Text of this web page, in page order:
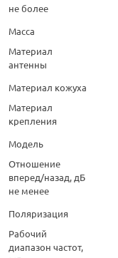
не более
Масса
Материал
антенны
Материал кожуха
Материал
крепления
Модель
Отношение
вперед/назад, дБ
не менее
Поляризация
Рабочий
диапазон частот,